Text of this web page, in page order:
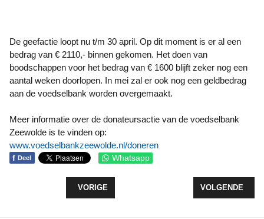
De geefactie loopt nu t/m 30 april. Op dit moment is er al een
bedrag van € 2110,- binnen gekomen. Het doen van
boodschappen voor het bedrag van € 1600 blijft zeker nog een
aantal weken doorlopen. In mei zal er ook nog een geldbedrag
aan de voedselbank worden overgemaakt.
Meer informatie over de donateursactie van de voedselbank
Zeewolde is te vinden op:
www.voedselbankzeewolde.nl/doneren
f Deel Whatsapp
VORIG ARTIKEL: DUURZAAMHEIDSLENING
VORIGE VOLGENDE
VOLGENDE